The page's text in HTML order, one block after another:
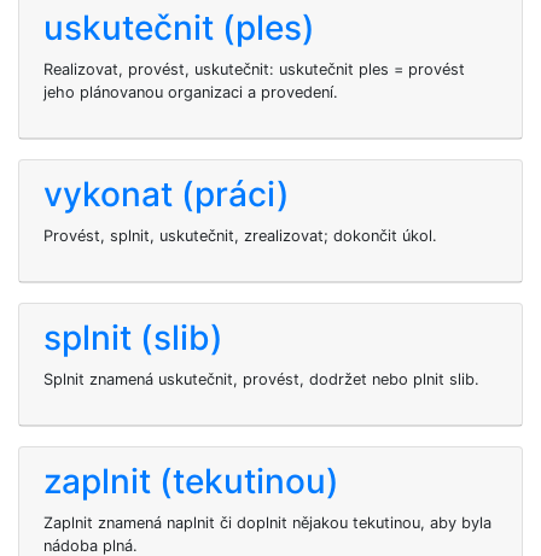
uskutečnit (ples)
Realizovat, provést, uskutečnit: uskutečnit ples = provést
jeho plánovanou organizaci a provedení.
vykonat (práci)
Provést, splnit, uskutečnit, zrealizovat; dokončit úkol.
splnit (slib)
Splnit znamená uskutečnit, provést, dodržet nebo plnit slib.
zaplnit (tekutinou)
Zaplnit znamená naplnit či doplnit nějakou tekutinou, aby byla
nádoba plná.